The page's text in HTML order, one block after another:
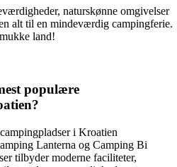
naturskønne omgivelser
alt til en mindeværdig campingferie.
land!
populære
i Kroatien
Lanterna og Camping Bi
tilbyder moderne faciliteter,